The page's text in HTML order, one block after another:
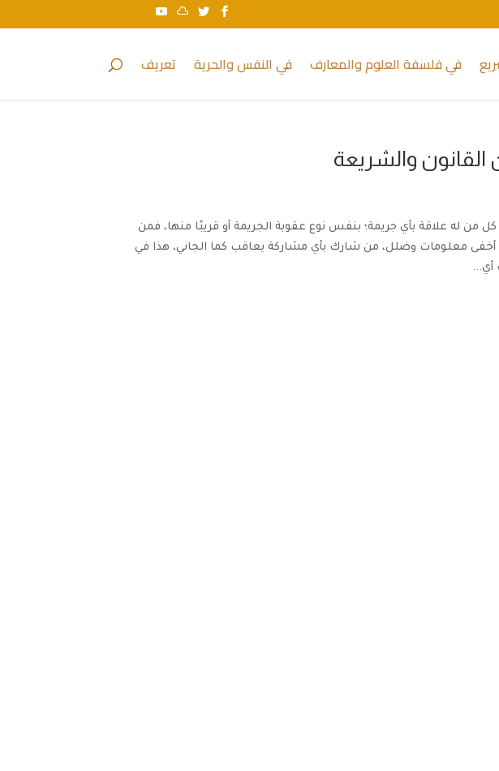
في فلسفة العلوم والمعارف في النفس والحرية تعريف
القانون والشريعة
من له علاقة بأي جريمة؛ بنفس نوع عقوبة الجريمة أو قريبًا منها، فمن
معلومات وضلل، من شارك بأي مشاركة يعاقب كما الجاني، هذا في
أي...